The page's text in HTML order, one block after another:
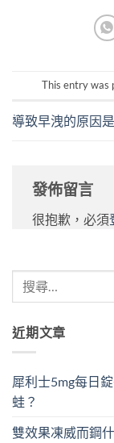
This entry was
導致早洩的原因
發佈留言
很抱歉，必須
近期文章
犀利士5mg每日
蛙？
雙效果凍威而鋼